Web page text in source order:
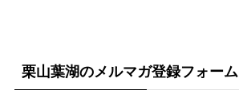
栗山葉湖のメルマガ登録フォーム